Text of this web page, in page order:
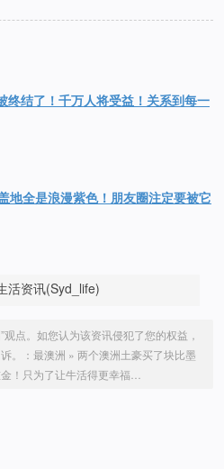
终结了！千万人将受益！关系到每一
地全是浪漫紫色！朋友圈注定要被它
活资讯(Syd_life)
点。如您认为该资讯侵犯了您的权益，
。： 最澳洲 » 两个澳洲土豪买了块比墨
！只为了让牛活得更幸福…